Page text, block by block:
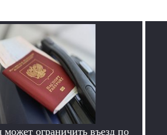
ограничить въезд по